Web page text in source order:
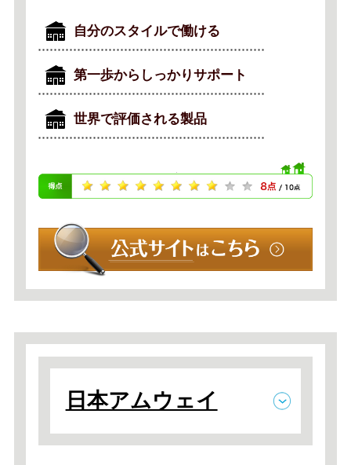
自分のスタイルで働ける
第一歩からしっかりサポート
世界で評価される製品
日本アムウェイ